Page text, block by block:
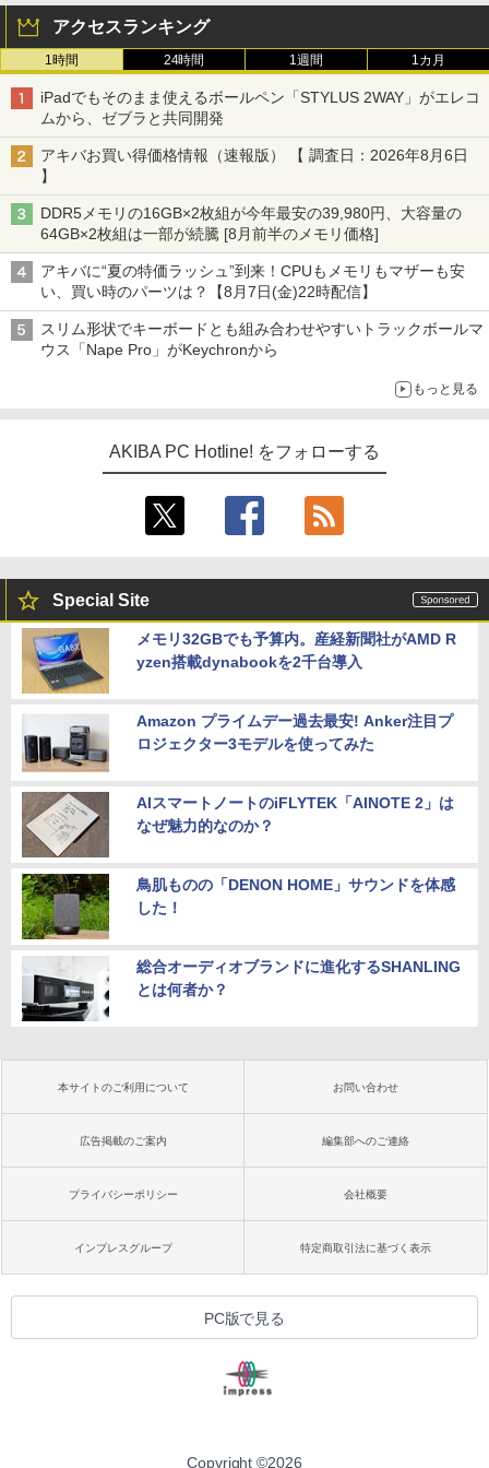
アクセスランキング
1時間 24時間 1週間 1カ月
iPadでもそのまま使えるボールペン「STYLUS 2WAY」がエレコ
ムから、ゼブラと共同開発
アキバお買い得価格情報（速報版） 【 調査日：2026年8月6日
】
DDR5メモリの16GB×2枚組が今年最安の39,980円、大容量の
64GB×2枚組は一部が続騰 [8月前半のメモリ価格]
アキバに“夏の特価ラッシュ”到来！CPUもメモリもマザーも安
い、買い時のパーツは？【8月7日(金)22時配信】
スリム形状でキーボードとも組み合わせやすいトラックボールマ
ウス「Nape Pro」がKeychronから
もっと見る
AKIBA PC Hotline! をフォローする
Special Site
メモリ32GBでも予算内。産経新聞社がAMD R
yzen搭載dynabookを2千台導入
Amazon プライムデー過去最安! Anker注目プ
ロジェクター3モデルを使ってみた
AIスマートノートのiFLYTEK「AINOTE 2」は
なぜ魅力的なのか？
鳥肌ものの「DENON HOME」サウンドを体感
した！
総合オーディオブランドに進化するSHANLING
とは何者か？
本サイトのご利用について お問い合わせ
広告掲載のご案内 編集部へのご連絡
プライバシーポリシー 会社概要
インプレスグループ 特定商取引法に基づく表示
PC版で見る
Copyright ©2026